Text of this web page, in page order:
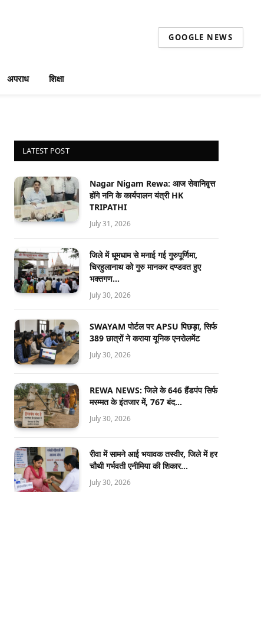
GOOGLE NEWS
अपराध शिक्षा
LATEST POST
Nagar Nigam Rewa: आज सेवानिवृत्त
होंगे ननि के कार्यपालन यंत्री HK
TRIPATHI
July 31, 2026
जिले में धूमधाम से मनाई गई गुरुपूर्णिमा,
चिरहुलानाथ को गुरु मानकर दण्डवत हुए
भक्तगण…
July 30, 2026
SWAYAM पोर्टल पर APSU पिछड़ा, सिर्फ
389 छात्रों ने कराया यूनिक एनरोलमेंट
July 30, 2026
REWA NEWS: जिले के 646 हैंडपंप सिर्फ
मरम्मत के इंतजार में, 767 बंद…
July 30, 2026
रीवा में सामने आई भयावक तस्वीर, जिले में हर
चौथी गर्भवती एनीमिया की शिकार…
July 30, 2026